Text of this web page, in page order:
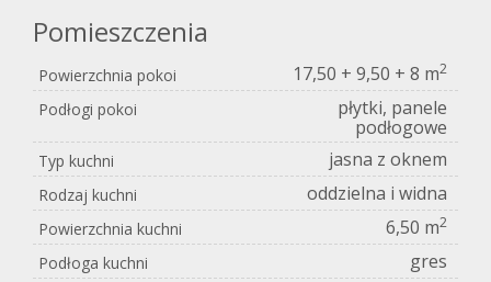
Pomieszczenia
Powierzchnia pokoi 17,50 + 9,50 + 8 m2
Podłogi pokoi
płytki, panele
podłogowe
Typ kuchni jasna z oknem
Rodzaj kuchni oddzielna i widna
Powierzchnia kuchni 6,50 m2
Podłoga kuchni gres